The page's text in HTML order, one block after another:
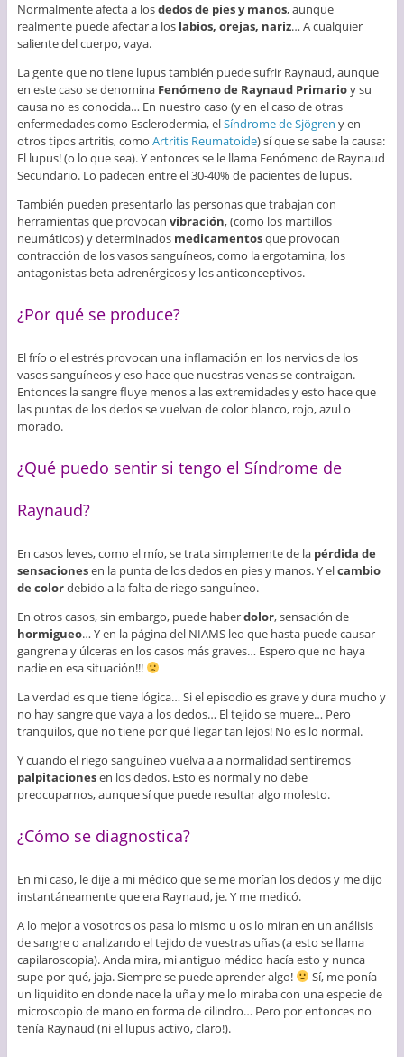
Normalmente afecta a losdedos de pies y manos, aunque
realmente puede afectar a los labios, orejas, nariz… A cualquier
saliente del cuerpo, vaya.
La gente que no tiene lupus también puede sufrir Raynaud, aunque
en este caso se denomina Fenómeno de Raynaud Primarioy su
causa no es conocida… En nuestro caso (y en el caso de otras
enfermedades como Esclerodermia, elSíndrome de Sjögren y en
otros tipos artritis, como Artritis Reumatoide) sí que se sabe la causa:
El lupus! (o lo que sea). Y entonces se le llama Fenómeno de Raynaud
Secundario. Lo padecen entre el 30-40% de pacientes de lupus.
También pueden presentarlo las personas que trabajan con
herramientas que provocan vibración, (como los martillos
neumáticos) y determinados medicamentosque provocan
contracción de los vasos sanguíneos, como la ergotamina, los
antagonistas beta-adrenérgicos y los anticonceptivos.
¿Por qué se produce?
El frío o el estrés provocan una inflamación en los nervios de los
vasos sanguíneos y eso hace que nuestras venas se contraigan.
Entonces la sangre fluye menos a las extremidades y esto hace que
las puntas de los dedos se vuelvan de color blanco, rojo, azul o
morado.
¿Qué puedo sentir si tengo el Síndrome de
Raynaud?
En casos leves, como el mío, se trata simplemente de la pérdida de
sensacionesen la punta de los dedos en pies y manos. Y elcambio
de colordebido a la falta de riego sanguíneo.
En otros casos, sin embargo, puede haberdolor, sensación de
hormigueo… Y en la página del NIAMS leo que hasta puede causar
gangrena y úlceras en los casos más graves… Espero que no haya
nadie en esa situación!!!
La verdad es que tiene lógica… Si el episodio es grave y dura mucho y
no hay sangre que vaya a los dedos… El tejido se muere… Pero
tranquilos, que no tiene por qué llegar tan lejos! No es lo normal.
Y cuando el riego sanguíneo vuelva a a normalidad sentiremos
palpitacionesen los dedos. Esto es normal y no debe
preocuparnos, aunque sí que puede resultar algo molesto.
¿Cómo se diagnostica?
En mi caso, le dije a mi médico que se me morían los dedos y me dijo
instantáneamente que era Raynaud, je. Y me medicó.
A lo mejor a vosotros os pasa lo mismo u os lo miran en un análisis
de sangre o analizando el tejido de vuestras uñas (a esto se llama
capilaroscopia). Anda mira, mi antiguo médico hacía esto y nunca
supe por qué, jaja. Siempre se puede aprender algo!
Sí, me ponía
un liquidito en donde nace la uña y me lo miraba con una especie de
microscopio de mano en forma de cilindro… Pero por entonces no
tenía Raynaud (ni el lupus activo, claro!).